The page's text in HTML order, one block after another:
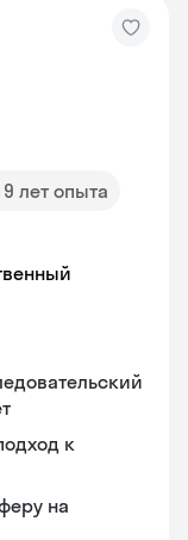
9 лет опыта
к
на